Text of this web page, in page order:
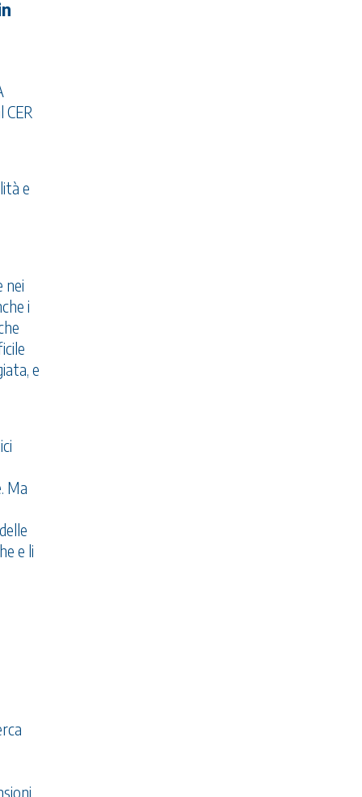
e
nei
i
e
Ma
e li